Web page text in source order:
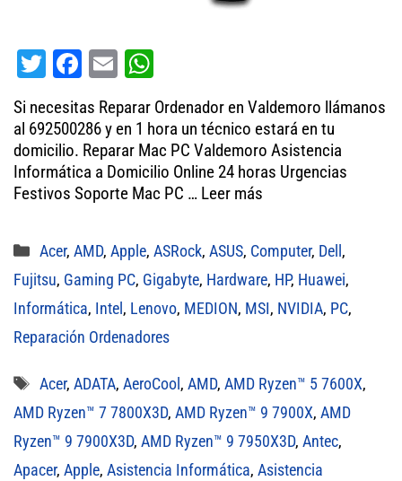
T
tt
er
Fa
ce
bo
ok
E
ail
ha
ts
A
pp
Si necesitas Reparar Ordenador en Valdemoro llámanos
al 692500286 y en 1 hora un técnico estará en tu
domicilio. Reparar Mac PC Valdemoro Asistencia
Informática a Domicilio Online 24 horas Urgencias
Festivos Soporte Mac PC … Leer más
Categorías
Acer, AMD, Apple, ASRock, ASUS, Computer, Dell ,
Fujitsu, Gaming PC, Gigabyte, Hardware, HP, Huawei,
Informática, Intel , Lenovo, MEDION, MSI, NVIDIA, PC,
Reparación Ordenadores
Etiquetas
Acer, ADATA, AeroCool , AMD, AMD Ryzen™ 5 7600X,
AMD Ryzen™ 7 7800X3D, AMD Ryzen™ 9 7900X, AMD
Ryzen™ 9 7900X3D, AMD Ryzen™ 9 7950X3D, Antec,
Apacer, Apple, Asistencia Informática, Asistencia